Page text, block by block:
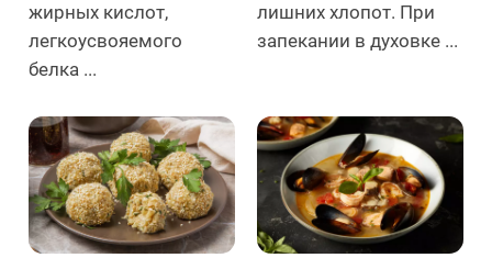
жирных кислот,
легкоусвояемого
белка ...
лишних хлопот. При
запекании в духовке ...